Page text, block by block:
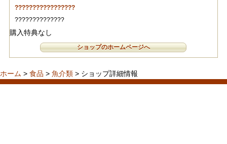
?????????????????
??????????????
購入特典なし
ショップのホームページへ
ホーム > 食品 > 魚介類 > ショップ詳細情報